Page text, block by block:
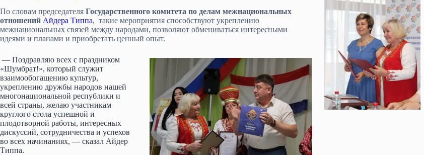
По словам председателя Государственного комитета по делам межнациональных
отношений Айдера Типпа, такие мероприятия способствуют укреплению
межнациональных связей между народами, позволяют обмениваться интересными
идеями и планами и приобретать ценный опыт.
— Поздравляю всех с праздником
«Шумбрат!», который служит
взаимообогащению культур,
укреплению дружбы народов нашей
многонациональной республики и
всей страны, желаю участникам
круглого стола успешной и
плодотворной работы, интересных
дискуссий, сотрудничества и успехов
во всех начинаниях, — сказал Айдер
Типпа.